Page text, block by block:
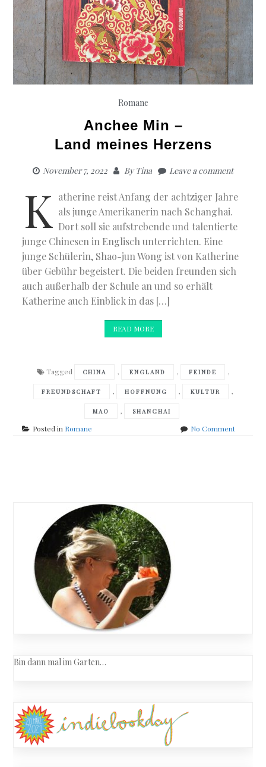
Romane
Anchee Min –
Land meines Herzens
November 7, 2022 ByTina Leave a comment
K atherine reist Anfang der achtziger Jahre
als junge Amerikanerin nach Schanghai.
Dort soll sie aufstrebende und talentierte
junge Chinesen in Englisch unterrichten. Eine
junge Schülerin, Shao-jun Wong ist von Katherine
über Gebühr begeistert. Die beiden freunden sich
auch außerhalb der Schule an und so erhält
Katherine auch Einblick in das […]
READ MORE
Tagged CHINA , ENGLAND , FEINDE ,
FREUNDSCHAFT , HOFFNUNG , KULTUR ,
MAO , SHANGHAI
Posted in Romane No Commenton
navigation
Bin dann mal im Garten…